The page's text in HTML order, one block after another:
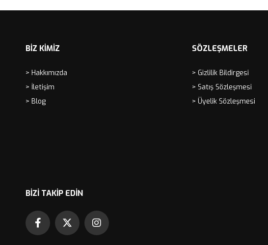
BİZ KİMİZ
> Hakkımızda
> İletişim
> Blog
SÖZLEŞMELER
> Gizlilik Bildirgesi
> Satış Sözleşmesi
> Üyelik Sözleşmesi
BIZI TAKIP EDIN